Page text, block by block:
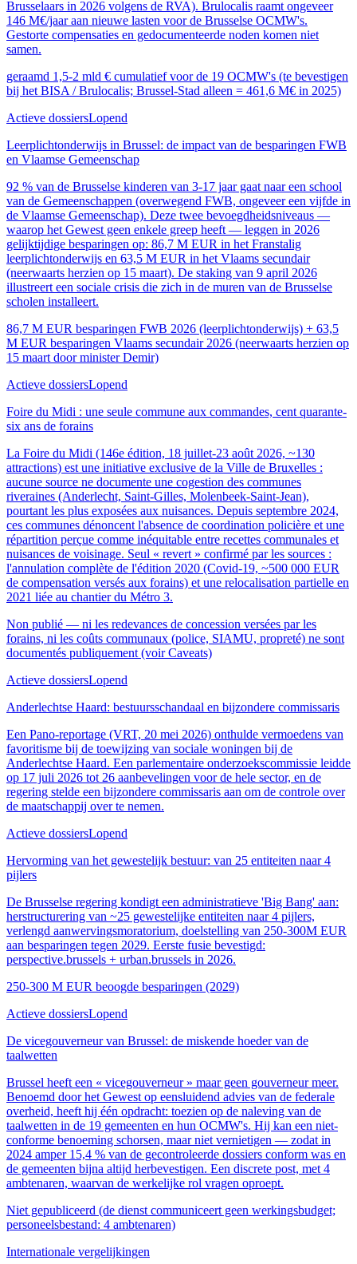
Brusselaars in 2026 volgens de RVA). Brulocalis raamt ongeveer
146 M€/jaar aan nieuwe lasten voor de Brusselse OCMW's.
Gestorte compensaties en gedocumenteerde noden komen niet
samen.
geraamd 1,5-2 mld € cumulatief voor de 19 OCMW's (te bevestigen
bij het BISA / Brulocalis; Brussel-Stad alleen = 461,6 M€ in 2025)
Actieve dossiersLopend
Leerplichtonderwijs in Brussel: de impact van de besparingen FWB
en Vlaamse Gemeenschap
92 % van de Brusselse kinderen van 3-17 jaar gaat naar een school
van de Gemeenschappen (overwegend FWB, ongeveer een vijfde in
de Vlaamse Gemeenschap). Deze twee bevoegdheidsniveaus —
waarop het Gewest geen enkele greep heeft — leggen in 2026
gelijktijdige besparingen op: 86,7 M EUR in het Franstalig
leerplichtonderwijs en 63,5 M EUR in het Vlaams secundair
(neerwaarts herzien op 15 maart). De staking van 9 april 2026
illustreert een sociale crisis die zich in de muren van de Brusselse
scholen installeert.
86,7 M EUR besparingen FWB 2026 (leerplichtonderwijs) + 63,5
M EUR besparingen Vlaams secundair 2026 (neerwaarts herzien op
15 maart door minister Demir)
Actieve dossiersLopend
Foire du Midi : une seule commune aux commandes, cent quarante-
six ans de forains
La Foire du Midi (146e édition, 18 juillet-23 août 2026, ~130
attractions) est une initiative exclusive de la Ville de Bruxelles :
aucune source ne documente une cogestion des communes
riveraines (Anderlecht, Saint-Gilles, Molenbeek-Saint-Jean),
pourtant les plus exposées aux nuisances. Depuis septembre 2024,
ces communes dénoncent l'absence de coordination policière et une
répartition perçue comme inéquitable entre recettes communales et
nuisances de voisinage. Seul « revert » confirmé par les sources :
l'annulation complète de l'édition 2020 (Covid-19, ~500 000 EUR
de compensation versés aux forains) et une relocalisation partielle en
2021 liée au chantier du Métro 3.
Non publié — ni les redevances de concession versées par les
forains, ni les coûts communaux (police, SIAMU, propreté) ne sont
documentés publiquement (voir Caveats)
Actieve dossiersLopend
Anderlechtse Haard: bestuursschandaal en bijzondere commissaris
Een Pano-reportage (VRT, 20 mei 2026) onthulde vermoedens van
favoritisme bij de toewijzing van sociale woningen bij de
Anderlechtse Haard. Een parlementaire onderzoekscommissie leidde
op 17 juli 2026 tot 26 aanbevelingen voor de hele sector, en de
regering stelde een bijzondere commissaris aan om de controle over
de maatschappij over te nemen.
Actieve dossiersLopend
Hervorming van het gewestelijk bestuur: van 25 entiteiten naar 4
pijlers
De Brusselse regering kondigt een administratieve 'Big Bang' aan:
herstructurering van ~25 gewestelijke entiteiten naar 4 pijlers,
verlengd aanwervingsmoratorium, doelstelling van 250-300M EUR
aan besparingen tegen 2029. Eerste fusie bevestigd:
perspective.brussels + urban.brussels in 2026.
250-300 M EUR beoogde besparingen (2029)
Actieve dossiersLopend
De vicegouverneur van Brussel: de miskende hoeder van de
taalwetten
Brussel heeft een « vicegouverneur » maar geen gouverneur meer.
Benoemd door het Gewest op eensluidend advies van de federale
overheid, heeft hij één opdracht: toezien op de naleving van de
taalwetten in de 19 gemeenten en hun OCMW's. Hij kan een niet-
conforme benoeming schorsen, maar niet vernietigen — zodat in
2024 amper 15,4 % van de gecontroleerde dossiers conform was en
de gemeenten bijna altijd herbevestigen. Een discrete post, met 4
ambtenaren, waarvan de werkelijke rol vragen oproept.
Niet gepubliceerd (de dienst communiceert geen werkingsbudget;
personeelsbestand: 4 ambtenaren)
Internationale vergelijkingen